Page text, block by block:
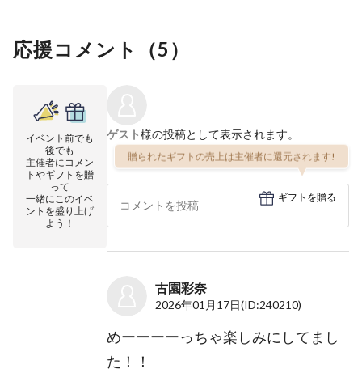
応援コメント（5 ）
イベント前でも
後でも
主催者にコメン
トやギフトを贈
って
一緒にこのイベ
ントを盛り上げ
よう！
ゲスト様の投稿として表示されます。
贈られたギフトの売上は主催者に還元されます!
ギフトを贈る
古園彩奈
2026年01月17日(ID:240210)
めーーーーっちゃ楽しみにしてまし
た！！